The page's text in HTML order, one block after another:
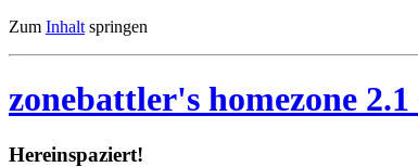
Zum Inhalt springen
zonebattler's homezone 2.1
Her­ein­spa­ziert!